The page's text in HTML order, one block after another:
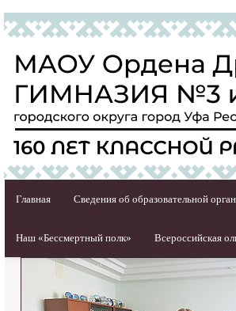
Главная Сведения об образовательной
Наш «Бессмертный полк» Всероссийская